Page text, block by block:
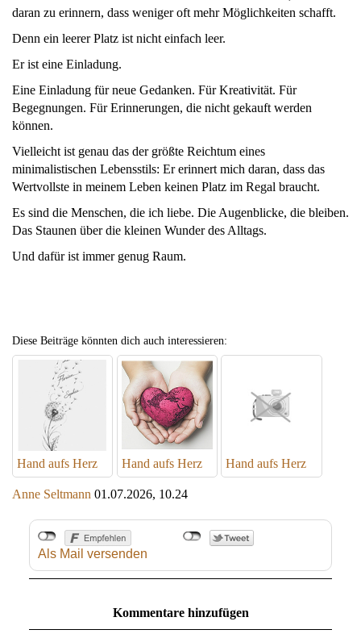
daran zu erinnern, dass weniger oft mehr Möglichkeiten schafft.
Denn ein leerer Platz ist nicht einfach leer.
Er ist eine Einladung.
Eine Einladung für neue Gedanken. Für Kreativität. Für
Begegnungen. Für Erinnerungen, die nicht gekauft werden
können.
Vielleicht ist genau das der größte Reichtum eines
minimalistischen Lebensstils: Er erinnert mich daran, dass das
Wertvollste in meinem Leben keinen Platz im Regal braucht.
Es sind die Menschen, die ich liebe. Die Augenblicke, die bleiben.
Das Staunen über die kleinen Wunder des Alltags.
Und dafür ist immer genug Raum.
Diese Beiträge könnten dich auch interessieren:
Hand aufs Herz Hand aufs Herz Hand aufs Herz
Anne Seltmann 01.07.2026, 10.24
Als Mail versenden
Kommentare hinzufügen